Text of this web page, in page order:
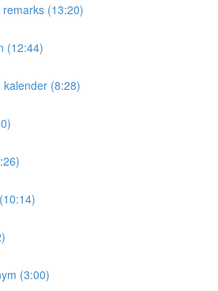
(13:20)
(12:44)
kalender (8:28)
(3:00)